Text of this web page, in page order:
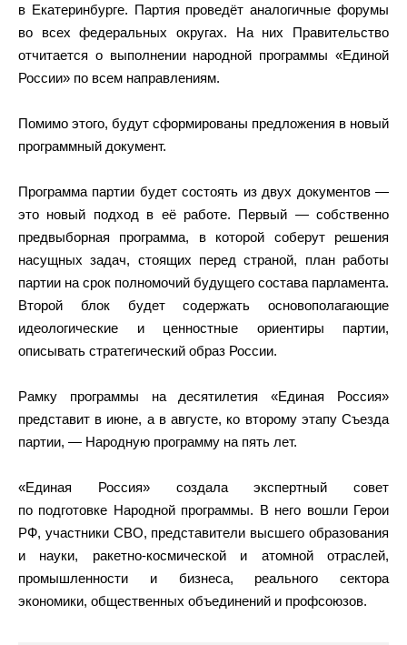
в Екатеринбурге. Партия проведёт аналогичные форумы
во всех федеральных округах. На них Правительство
отчитается о выполнении народной программы «Единой
России» по всем направлениям.
Помимо этого, будут сформированы предложения в новый
программный документ.
Программа партии будет состоять из двух документов —
это новый подход в её работе. Первый — собственно
предвыборная программа, в которой соберут решения
насущных задач, стоящих перед страной, план работы
партии на срок полномочий будущего состава парламента.
Второй блок будет содержать основополагающие
идеологические и ценностные ориентиры партии,
описывать стратегический образ России.
Рамку программы на десятилетия «Единая Россия»
представит в июне, а в августе, ко второму этапу Съезда
партии, — Народную программу на пять лет.
«Единая Россия» создала экспертный совет
по подготовке Народной программы. В него вошли Герои
РФ, участники СВО, представители высшего образования
и науки, ракетно-космической и атомной отраслей,
промышленности и бизнеса, реального сектора
экономики, общественных объединений и профсоюзов.